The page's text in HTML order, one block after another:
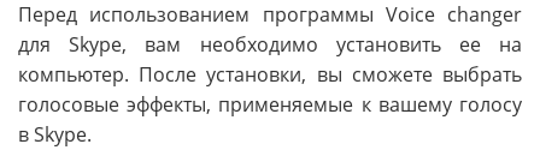
Перед использованием программы Voice changer
для Skype, вам необходимо установить ее на
компьютер. После установки, вы сможете выбрать
голосовые эффекты, применяемые к вашему голосу
в Skype.